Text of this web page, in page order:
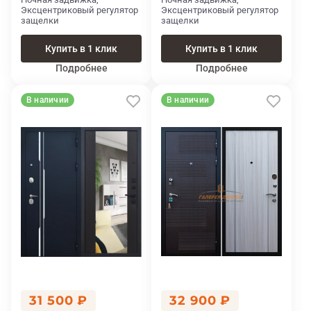
Эксцентриковый регулятор
защелки
Купить в 1 клик
Подробнее
Эксцентриковый регулятор
защелки
Купить в 1 клик
Подробнее
В наличии
31 500 ₽
В наличии
32 900 ₽